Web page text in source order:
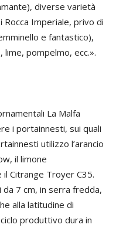
diverse varietà
Rocca Imperiale, privo di
e fantastico),
pompelmo, ecc.».
La Malfa
i portainnesti, sui quali
utilizzo l’arancio
il limone
il Citrange Troyer C35.
7 cm, in serra fredda,
alla latitudine di
produttivo dura in